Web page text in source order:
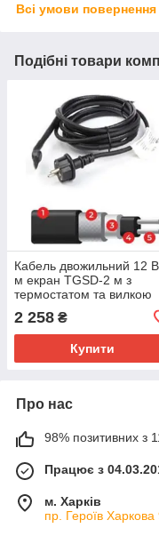
Всі умови повернення
Подібні товари
Кабель двожильний 12
м екран TGSD-2 м з
термостатом та вилкою
для обігріву труб.
2 258 ₴
Купити
Про нас
98% позитивних з
Працює з
м. Харків
пр. Героїв